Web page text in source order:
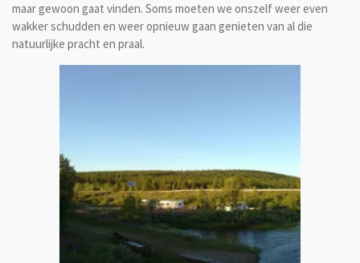
maar gewoon gaat vinden. Soms moeten we onszelf weer even
wakker schudden en weer opnieuw gaan genieten van al die
natuurlijke pracht en praal.